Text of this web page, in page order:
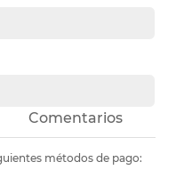
Comentarios
métodos de pago: